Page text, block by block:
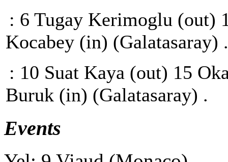
: 6 Tugay Kerimoglu (out)
Kocabey (in) (Galatasaray) .
: 10 Suat Kaya (out) 15
Buruk (in) (Galatasaray) .
Events